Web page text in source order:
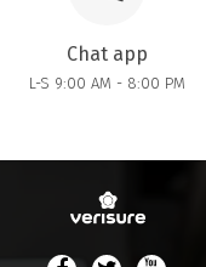
Chat app
L-S 9:00 AM - 8:00 PM